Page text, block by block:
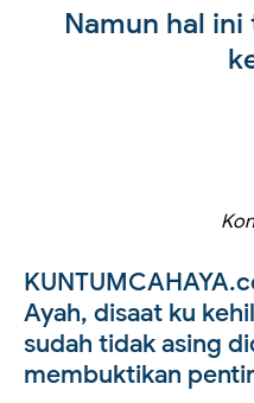
Namun hal
Ayah, disaat ku
sudah tidak asing
membuktikan